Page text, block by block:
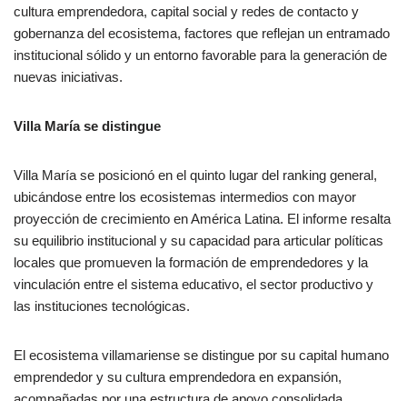
cultura emprendedora, capital social y redes de contacto y
gobernanza del ecosistema, factores que reflejan un entramado
institucional sólido y un entorno favorable para la generación de
nuevas iniciativas.
Villa María se distingue
Villa María se posicionó en el quinto lugar del ranking general,
ubicándose entre los ecosistemas intermedios con mayor
proyección de crecimiento en América Latina. El informe resalta
su equilibrio institucional y su capacidad para articular políticas
locales que promueven la formación de emprendedores y la
vinculación entre el sistema educativo, el sector productivo y
las instituciones tecnológicas.
El ecosistema villamariense se distingue por su capital humano
emprendedor y su cultura emprendedora en expansión,